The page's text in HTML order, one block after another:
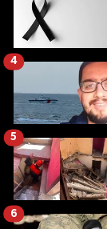
4
5
6